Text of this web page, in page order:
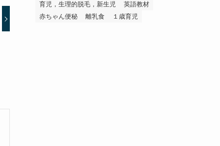
育児，生理的脱毛，新生児
英語教材
赤ちゃん便秘
離乳食 １歳育児